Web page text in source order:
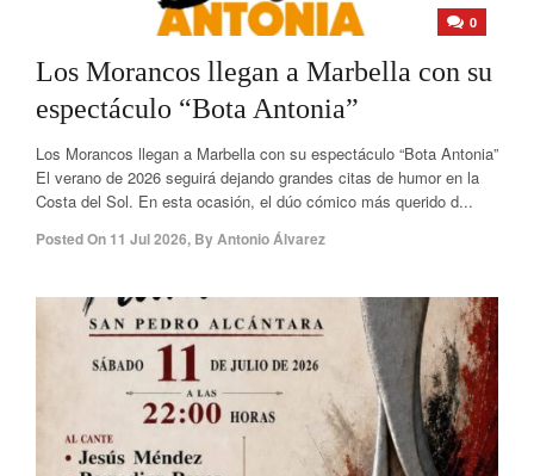
0
Los Morancos llegan a Marbella con su
espectáculo “Bota Antonia”
Los Morancos llegan a Marbella con su espectáculo “Bota Antonia”
El verano de 2026 seguirá dejando grandes citas de humor en la
Costa del Sol. En esta ocasión, el dúo cómico más querido d...
Posted On 11 Jul 2026, ByAntonio Álvarez